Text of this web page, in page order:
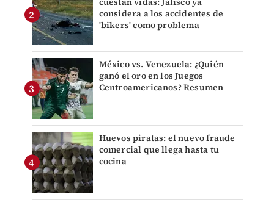
considera a los accidentes de
'bikers' como problema
México vs. Venezuela: ¿Quién
ganó el oro en los Juegos
Centroamericanos? Resumen
Huevos piratas: el nuevo fraude
comercial que llega hasta tu
cocina